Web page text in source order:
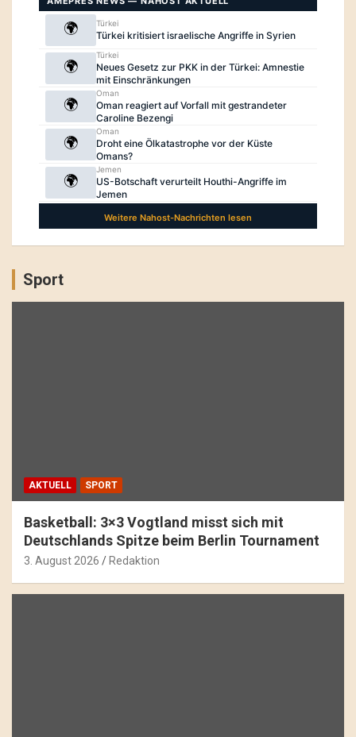
Sport
AKTUELL SPORT
Basketball: 3×3 Vogtland misst sich mit
Deutschlands Spitze beim Berlin Tournament
3. August 2026 Redaktion